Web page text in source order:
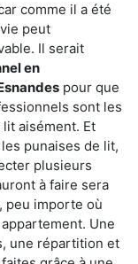
comme il a été
peut
Il serait
en
pour que
sont les
aisément. Et
punaises de lit,
plusieurs
à faire sera
peu importe où
Une
une répartition et